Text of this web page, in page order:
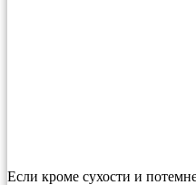
Если кроме сухости и